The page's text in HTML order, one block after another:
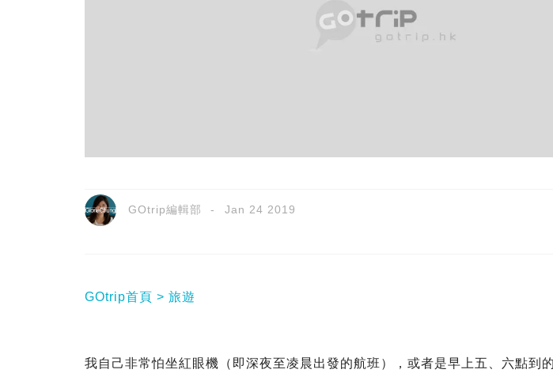
GOtrip編輯部 Jan 24 2019
GOtrip首頁 旅遊
我自己非常怕坐紅眼機（即深夜至凌晨出發的航班），或者是早上五、六點到